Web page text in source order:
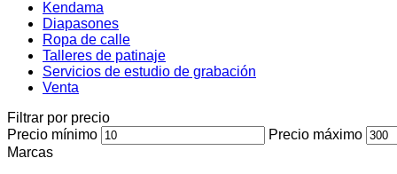
Kendama
Diapasones
Ropa de calle
Talleres de patinaje
Servicios de estudio de grabación
Venta
Filtrar por precio
Precio mínimo
Precio máximo
Marcas